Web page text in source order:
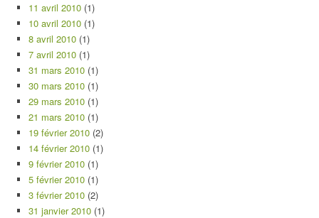
11 avril 2010 (1)
10 avril 2010 (1)
8 avril 2010 (1)
7 avril 2010 (1)
31 mars 2010 (1)
30 mars 2010 (1)
29 mars 2010 (1)
21 mars 2010 (1)
19 février 2010 (2)
14 février 2010 (1)
9 février 2010 (1)
5 février 2010 (1)
3 février 2010 (2)
31 janvier 2010 (1)